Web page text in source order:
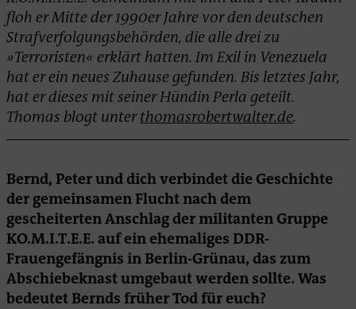
floh er Mitte der 1990er Jahre vor den deutschen
Strafverfolgungsbehörden, die alle drei zu
»Terroristen« erklärt hatten. Im Exil in Venezuela
hat er ein neues Zuhause gefunden. Bis letztes Jahr,
hat er dieses mit seiner Hündin Perla geteilt.
Thomas blogt unterthomasrobertwalter.de.
Bernd, Peter und dich verbindet die Geschichte
der gemeinsamen Flucht nach dem
gescheiterten Anschlag der militanten Gruppe
KO.M.I.T.E.E. auf ein ehemaliges DDR-
Frauengefängnis in Berlin-Grünau, das zum
Abschiebeknast umgebaut werden sollte. Was
bedeutet Bernds früher Tod für euch?